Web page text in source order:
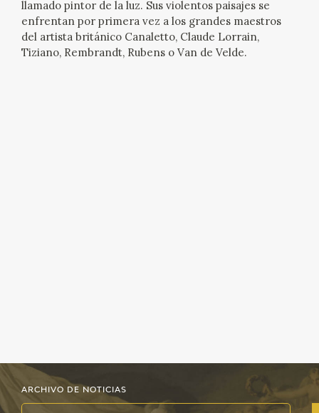
PREMIO ARAGÓN GOYA
llamado pintor de la luz. Sus violentos paisajes se
enfrentan por primera vez a los grandes maestros
del artista británico Canaletto, Claude Lorrain,
Tiziano, Rembrandt, Rubens o Van de Velde.
ARCHIVO DE NOTICIAS